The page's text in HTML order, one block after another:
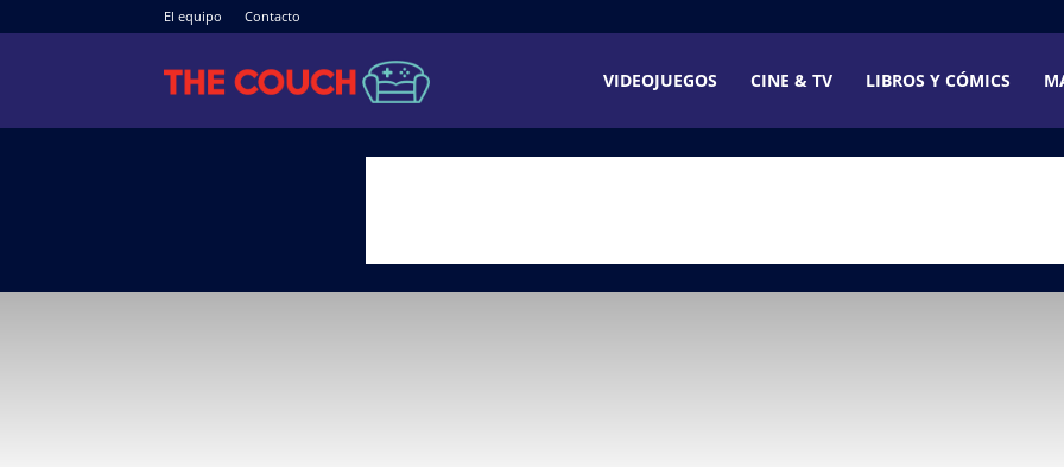
El equipo Contacto
The VIDEOJUEGOS CINE & TV LIBROS Y CÓMICS